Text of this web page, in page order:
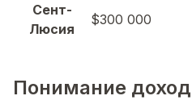
Сент-
Люсия
$300 000
Понимание